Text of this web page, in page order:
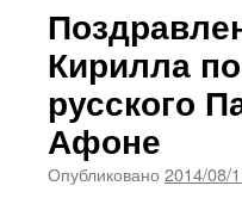
Кирилла
русского
Афоне
Опубликовано 2014/08/